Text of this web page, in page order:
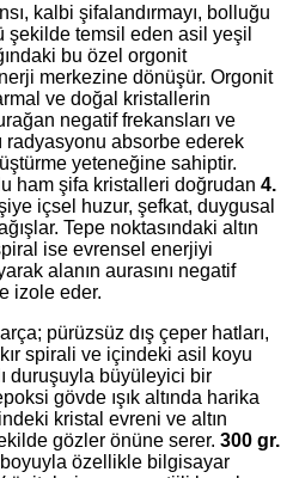
kalbi şifalandırmayı, bolluğu
şekilde temsil eden asil yeşil
bu özel orgonit
merkezine dönüşür. Orgonit
ve doğal kristallerin
negatif frekansları ve
radyasyonu absorbe ederek
yeteneğine sahiptir.
ham şifa kristalleri doğrudan 4.
içsel huzur, şefkat, duygusal
Tepe noktasındaki altın
ise evrensel enerjiyi
alanın aurasını negatif
izole eder.
pürüzsüz dış çeper hatları,
spirali ve içindeki asil koyu
duruşuyla büyüleyici bir
gövde ışık altında harika
kristal evreni ve altın
gözler önüne serer. 300 gr.
boyuyla özellikle bilgisayar